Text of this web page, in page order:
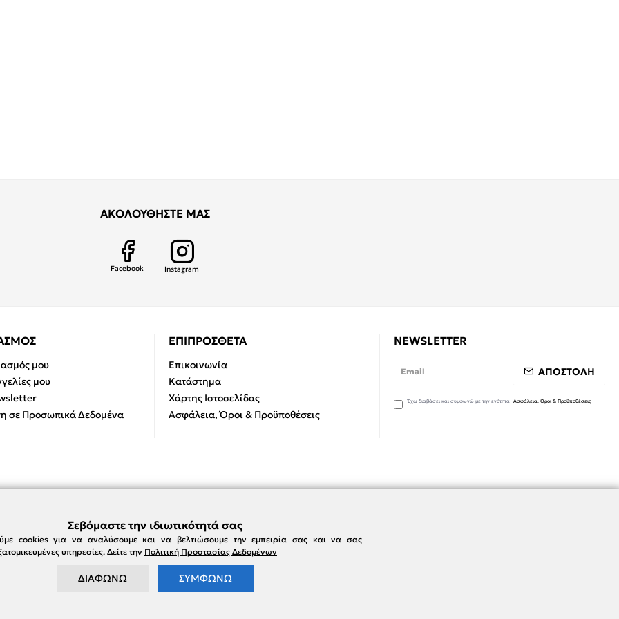
ΑΚΟΛΟΥΘΗΣΤΕ ΜΑΣ
Facebook Instagram
μου
μου
σε Προσωπικά Δεδομένα
ΕΠΙΠΡΟΣΘΕΤΑ
Επικοινωνία
Κατάστημα
Χάρτης Ιστοσελίδας
Ασφάλεια, Όροι & Προϋποθέσεις
NEWSLETTER
ΑΠΟΣΤΟΛΗ
Έχω διαβάσει και συμφωνώ με την ενότητα Ασφάλεια, Όροι & Προϋποθέσεις
e-damianakis.gr © 2026
Σεβόμαστε την ιδιωτικότητά σας
cookies για να αναλύσουμε και να βελτιώσουμε την εμπειρία σας και να σας
υπηρεσίες. Δείτε την Πολιτική Προστασίας Δεδομένων
ΔΙΑΦΩΝΩ ΣΥΜΦΩΝΩ